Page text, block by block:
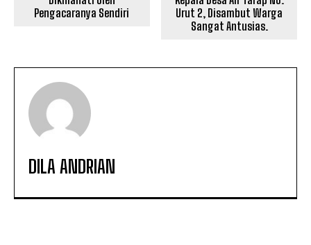
Pengacaranya Sendiri
Urut 2, Disambut Warga
Sangat Antusias.
DILA ANDRIAN